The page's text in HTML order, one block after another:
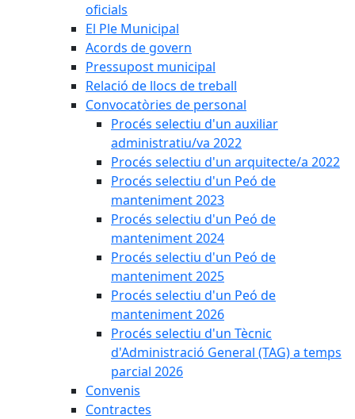
oficials
El Ple Municipal
Acords de govern
Pressupost municipal
Relació de llocs de treball
Convocatòries de personal
Procés selectiu d'un auxiliar
administratiu/va 2022
Procés selectiu d'un arquitecte/a 2022
Procés selectiu d'un Peó de
manteniment 2023
Procés selectiu d'un Peó de
manteniment 2024
Procés selectiu d'un Peó de
manteniment 2025
Procés selectiu d'un Peó de
manteniment 2026
Procés selectiu d'un Tècnic
d'Administració General (TAG) a temps
parcial 2026
Convenis
Contractes